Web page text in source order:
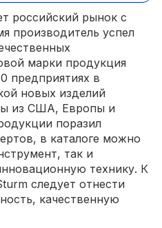
российский рынок с
производитель успел
марки продукция
предприятиях в
новых изделий
из США, Европы и
поразил
в каталоге можно
так и
технику. К
следует отнести
качественную